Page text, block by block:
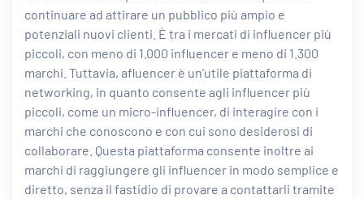
continuare ad attirare un pubblico più ampio e
potenziali nuovi clienti. È tra i mercati di influencer più
piccoli, con meno di 1.000 influencer e meno di 1.300
marchi. Tuttavia, afluencer è un’utile piattaforma di
networking, in quanto consente agli influencer più
piccoli, come un micro-influencer, di interagire con i
marchi che conoscono e con cui sono desiderosi di
collaborare. Questa piattaforma consente inoltre ai
marchi di raggiungere gli influencer in modo semplice e
diretto, senza il fastidio di provare a contattarli tramite